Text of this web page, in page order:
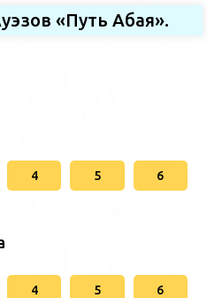
«Путь Абая».
4 5 6
4 5 6